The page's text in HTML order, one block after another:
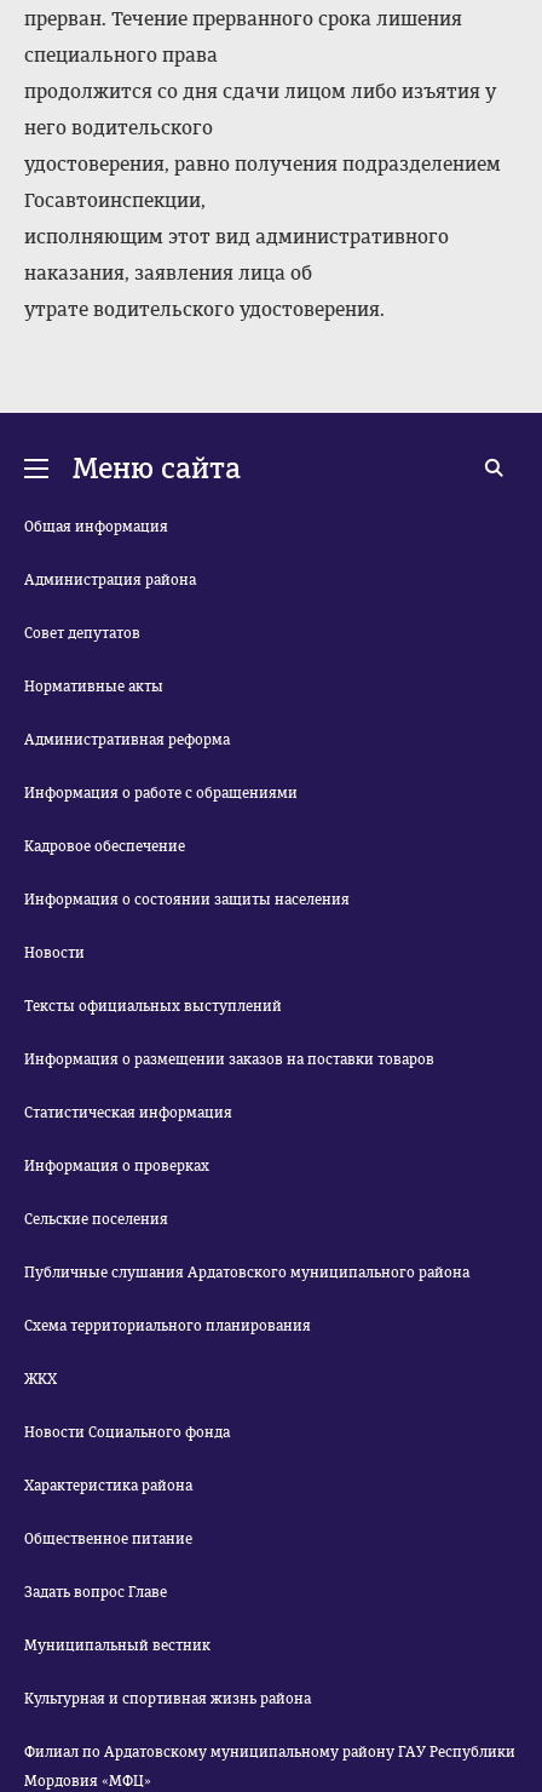
прерван. Течение прерванного срока лишения
специального права
продолжится со дня сдачи лицом либо изъятия у
него водительского
удостоверения, равно получения подразделением
Госавтоинспекции,
исполняющим этот вид административного
наказания, заявления лица об
утрате водительского удостоверения.
Меню сайта
Общая информация
Администрация района
Совет депутатов
Нормативные акты
Административная реформа
Информация о работе с обращениями
Кадровое обеспечение
Информация о состоянии защиты населения
Новости
Тексты официальных выступлений
Информация о размещении заказов на поставки товаров
Статистическая информация
Информация о проверках
Сельские поселения
Публичные слушания Ардатовского муниципального района
Схема территориального планирования
ЖКХ
Новости Социального фонда
Характеристика района
Общественное питание
Задать вопрос Главе
Муниципальный вестник
Культурная и спортивная жизнь района
Филиал по Ардатовскому муниципальному району ГАУ Республики
Мордовия «МФЦ»